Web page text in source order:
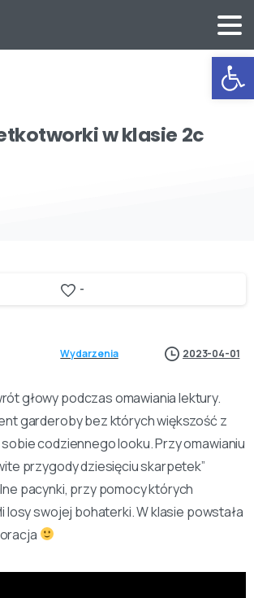
wklasie 2c
-
Wydarzenia 2023-04-01
głowy podczas omawiania lektury.
garderoby bez których większość z
codziennego looku. Przy omawianiu
przygody dziesięciu skarpetek”
pacynki, przy pomocy których
losy swojej bohaterki. W klasie powstała